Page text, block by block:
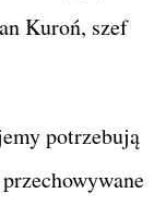
Kuroń, szef
potrzebują